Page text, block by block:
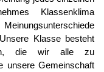
Klassenklima
Klasse besteht
die wir alle zu
unsere Gemeinschaft